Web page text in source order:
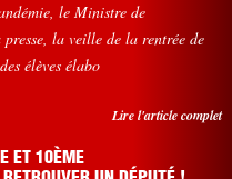
le Ministre de
la veille de la rentrée de
élèves élabo
Lire l'article complet
ET 10ÈME